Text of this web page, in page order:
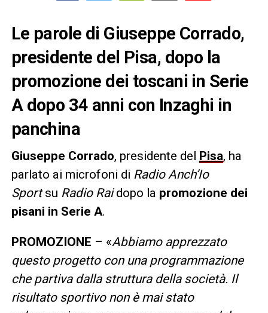
Le parole di Giuseppe Corrado,
presidente del Pisa, dopo la
promozione dei toscani in Serie
A dopo 34 anni con Inzaghi in
panchina
Giuseppe Corrado, presidente del Pisa, ha
parlato ai microfoni di Radio Anch’Io
Sportsu Radio Raidopo la promozione dei
pisani in Serie A.
PROMOZIONE – «Abbiamo apprezzato
questo progetto con una programmazione
che partiva dalla struttura della società. Il
risultato sportivo non è mai stato